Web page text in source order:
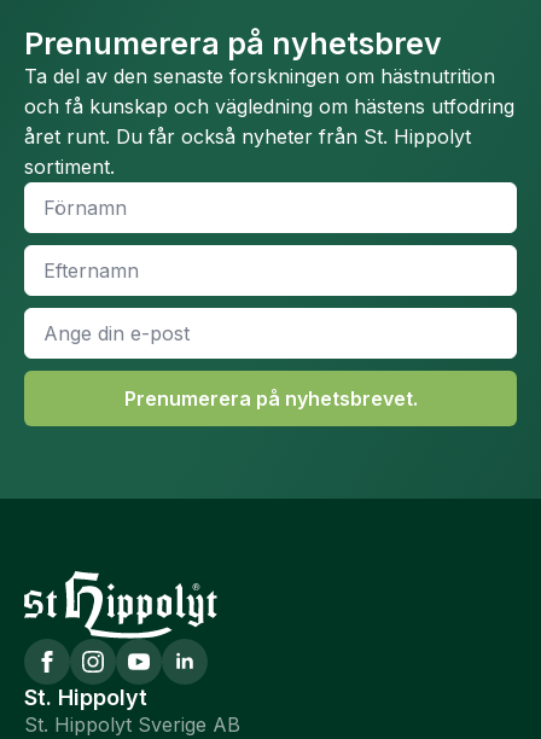
Prenumerera på nyhetsbrev
Ta del av den senaste forskningen om hästnutrition
och få kunskap och vägledning om hästens utfodring
året runt. Du får också nyheter från St. Hippolyt
sortiment.
Namn
Efternamn
E-
post
*
Prenumerera på nyhetsbrevet.
St. Hippolyt
St. Hippolyt Sverige AB